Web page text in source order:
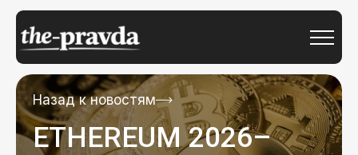
Назад к новостям
ETHEREUM 2026–